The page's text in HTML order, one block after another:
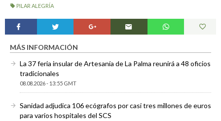
PILAR ALEGRÍA
MÁS INFORMACIÓN
La 37 feria insular de Artesanía de La Palma reunirá a 48 oficios
tradicionales
08.08.2026 - 13:55 GMT
Sanidad adjudica 106 ecógrafos por casi tres millones de euros
para varios hospitales del SCS